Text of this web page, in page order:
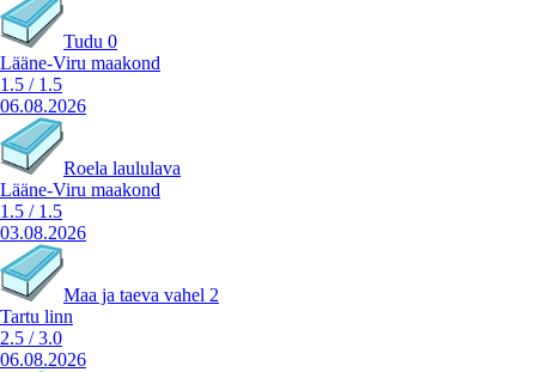
Tudu 0
Lääne-Viru maakond
1.5 / 1.5
06.08.2026
Roela laululava
Lääne-Viru maakond
1.5 / 1.5
03.08.2026
Maa ja taeva vahel 2
Tartu linn
2.5 /3.0
06.08.2026